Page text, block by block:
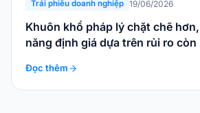
Trái phiếu doanh nghiệp 19/06/2026
Khuôn khổ pháp lý chặt chẽ
năng định giá dựa trên rủi ro còn
Đọc thêm